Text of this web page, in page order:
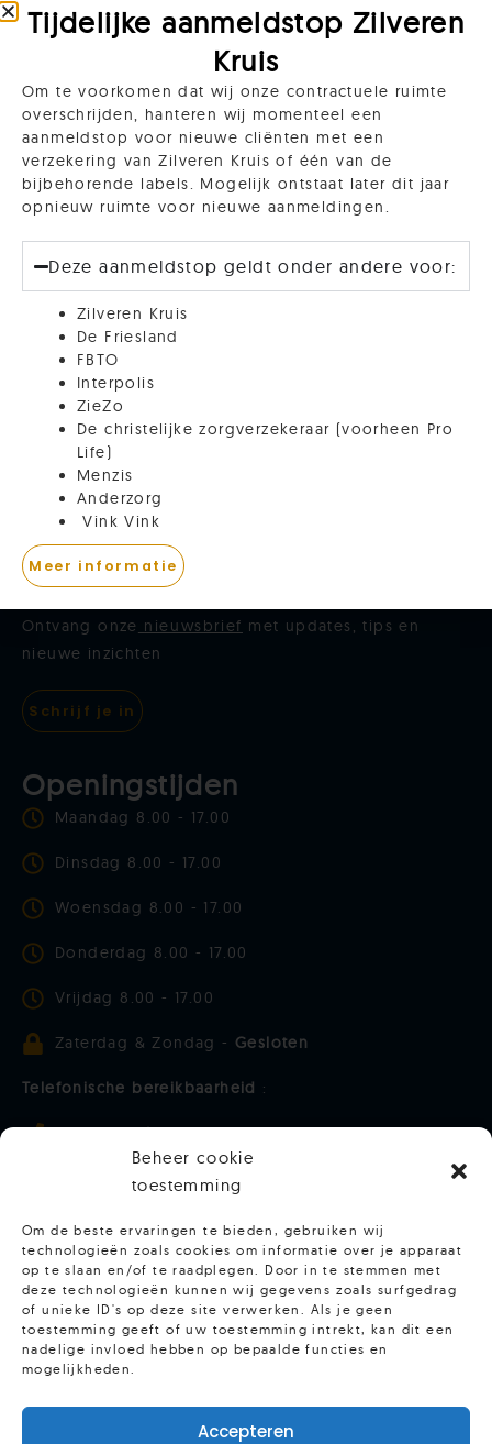
Beheer cookie
toestemming
Om de beste ervaringen te bieden, gebruiken wij
technologieën zoals cookies om informatie over je apparaat
op te slaan en/of te raadplegen. Door in te stemmen met
deze technologieën kunnen wij gegevens zoals surfgedrag
of unieke ID's op deze site verwerken. Als je geen
toestemming geeft of uw toestemming intrekt, kan dit een
nadelige invloed hebben op bepaalde functies en
mogelijkheden.
Accepteren
Ontmoet
gelijkgestemden
lotgenoten
Deel kennis,
tips en
ervaringen
Help elkaar
om dichter
persoonlijke
doelen te
komen
Het willen verbinden zit ingebakken in ons brein
belangrijke factor in. We voelen ons gesteund en
kunnen wat betekenen voor een ander.
Laat je helpen vandaag. Of: kan jij iemand steunen
die het hard nodig heeft?
Abonneer op onze nieuwsbrief
Ontvang onze nieuwsbrief met updates, tips en
nieuwe inzichten
Schrijf je in
Openingstijden
Maandag 8.00 - 17.00
Dinsdag 8.00 - 17.00
Woensdag 8.00 - 17.00
Donderdag 8.00 - 17.00
Vrijdag 8.00 - 17.00
Zaterdag & Zondag - Gesloten
Telefonische bereikbaarheid :
Maandag t/m donderdag 9.00 - 15.00
Vrijdag - 9.00 - 13.00
Meer zien van Hoofdpersoon? Volg ons
© 2025 Hoofdpersoon - Kvk 65978560 -
Tijdelijke aanmeldstop Zilveren
Kruis
Om te voorkomen dat wij onze contractuele ruimte
overschrijden, hanteren wij momenteel een
aanmeldstop voor nieuwe cliënten met een
verzekering van Zilveren Kruis of één van de
bijbehorende labels. Mogelijk ontstaat later dit jaar
opnieuw ruimte voor nieuwe aanmeldingen.
Deze aanmeldstop geldt onder andere voor:
Zilveren Kruis
De Friesland
FBTO
Interpolis
ZieZo
De christelijke zorgverzekeraar (voorheen Pro
Life)
Menzis
Anderzorg
Vink Vink
Meer informatie